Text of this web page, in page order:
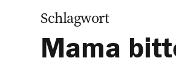
Schlagwort
Mama